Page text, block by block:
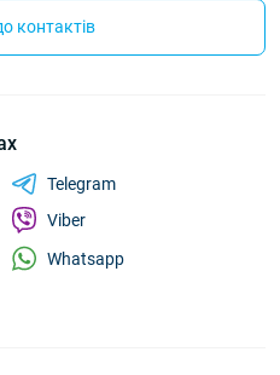
контактів
Telegram
Viber
Whatsapp